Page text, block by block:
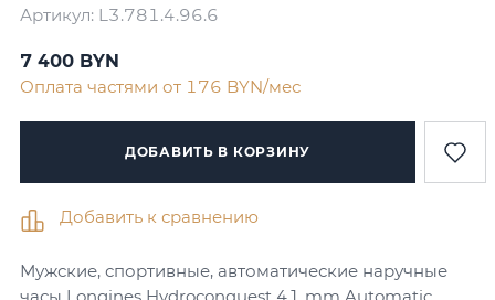
Артикул: L3.781.4.96.6
Мужские, спортивные, автоматические наручные
7 400 BYN
Оплата частями от 176 BYN/мес
ДОБАВИТЬ В КОРЗИНУ
Добавить к сравнению